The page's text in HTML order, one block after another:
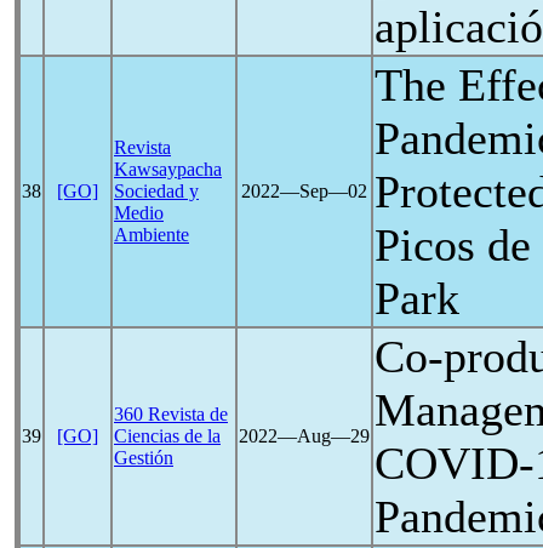
38 [GO]
Revista
Kawsaypacha
Sociedad y
Medio
Ambiente
2022―Sep―02
The
Picos
Park
39 [GO]
360 Revista de
Ciencias de la
Gestión
2022―Aug―29
Co-
COVID-